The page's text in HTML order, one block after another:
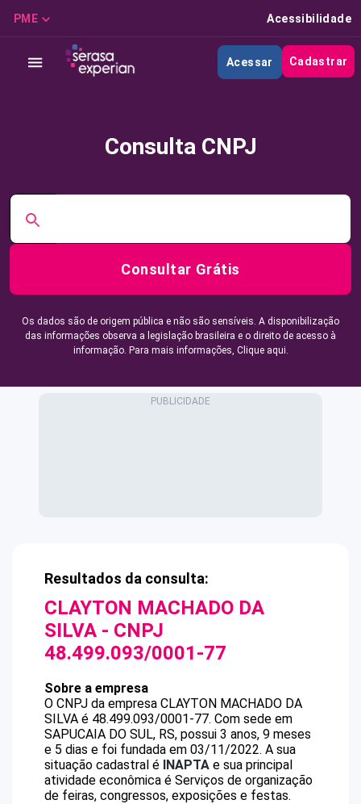
PME Acessibilidade
Acessar Cadastrar
Consulta CNPJ
Consultar Grátis
Os dados são de origem pública e não são sensíveis. A disponibilização
das informações observa a legislação brasileira e o direito de acesso à
informação. Para mais informações, Clique aqui.
Resultados da consulta:
CLAYTON MACHADO DA
SILVA - CNPJ
48.499.093/0001-77
Sobre a empresa
O CNPJ da empresa CLAYTON MACHADO DA
SILVA é 48.499.093/0001-77. Com sede em
SAPUCAIA DO SUL, RS, possui 3 anos, 9 meses
e 5 dias e foi fundada em 03/11/2022. A sua
situação cadastral é INAPTA e sua principal
atividade econômica é Serviços de organização
de feiras, congressos, exposições e festas.